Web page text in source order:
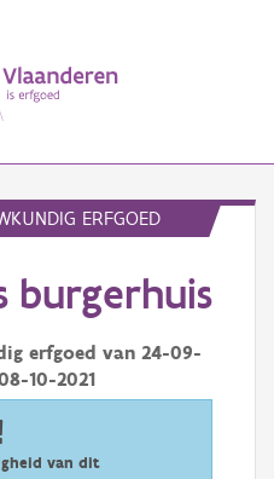
ERFGOED
burgerhuis
erfgoed van 24-09-
10-2021
van dit